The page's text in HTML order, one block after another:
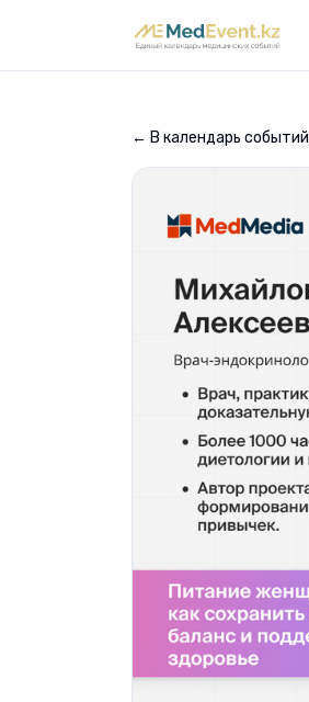
← В календарь событий